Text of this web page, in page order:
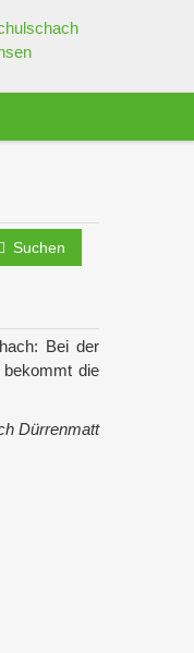
Suchen
Bei der
bekommt die
Dürrenmatt